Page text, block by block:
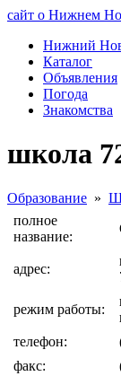
сайт о Нижнем
Нижний
Каталог
Объявления
Погода
Знакомства
школа
Образование »
полное
название:
адрес:
режим работы:
телефон:
факс: